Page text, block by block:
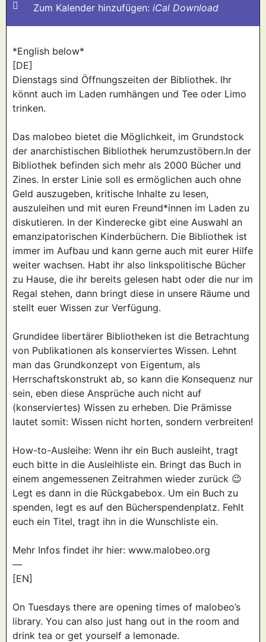
Zum Kalender hinzufügen: iCal Download
*English below*
[DE]
Dienstags sind Öffnungszeiten der Bibliothek. Ihr
könnt auch im Laden rumhängen und Tee oder Limo
trinken.
Das malobeo bietet die Möglichkeit, im Grundstock
der anarchistischen Bibliothek herumzustöbern.In der
Bibliothek befinden sich mehr als 2000 Bücher und
Zines. In erster Linie soll es ermöglichen auch ohne
Geld auszugeben, kritische Inhalte zu lesen,
auszuleihen und mit euren Freund*innen im Laden zu
diskutieren. In der Kinderecke gibt eine Auswahl an
emanzipatorischen Kinderbüchern. Die Bibliothek ist
immer im Aufbau und kann gerne auch mit eurer Hilfe
weiter wachsen. Habt ihr also linkspolitische Bücher
zu Hause, die ihr bereits gelesen habt oder die nur im
Regal stehen, dann bringt diese in unsere Räume und
stellt euer Wissen zur Verfügung.
Grundidee libertärer Bibliotheken ist die Betrachtung
von Publikationen als konserviertes Wissen. Lehnt
man das Grundkonzept von Eigentum, als
Herrschaftskonstrukt ab, so kann die Konsequenz nur
sein, eben diese Ansprüche auch nicht auf
(konserviertes) Wissen zu erheben. Die Prämisse
lautet somit: Wissen nicht horten, sondern verbreiten!
How-to-Ausleihe: Wenn ihr ein Buch ausleiht, tragt
euch bitte in die Ausleihliste ein. Bringt das Buch in
einem angemessenen Zeitrahmen wieder zurück 😉
Legt es dann in die Rückgabebox. Um ein Buch zu
spenden, legt es auf den Bücherspendenplatz. Fehlt
euch ein Titel, tragt ihn in die Wunschliste ein.
Mehr Infos findet ihr hier: www.malobeo.org
—
[EN]
On Tuesdays there are opening times of malobeo’s
library. You can also just hang out in the room and
drink tea or get yourself a lemonade.